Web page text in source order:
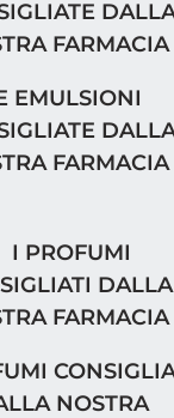
EMULSIONI
FARMACIA
FARMACIA
NOSTRA